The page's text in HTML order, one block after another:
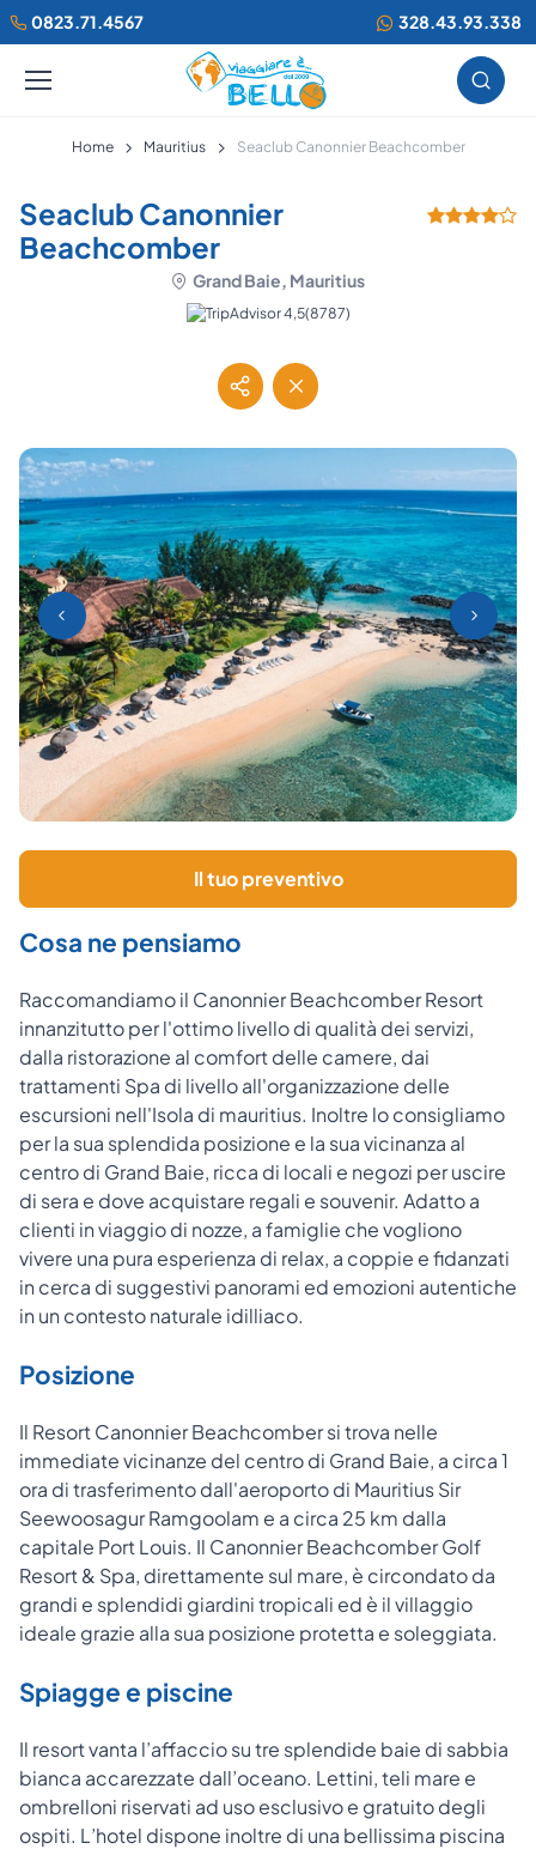
0823.71.4567 328.43.93.338
Home Mauritius Seaclub Canonnier Beachcomber
Seaclub Canonnier
Beachcomber
Grand Baie, Mauritius
(8787)
Il tuo preventivo
Cosa ne pensiamo
Raccomandiamo il Canonnier Beachcomber Resort
innanzitutto per l'ottimo livello di qualità dei servizi,
dalla ristorazione al comfort delle camere, dai
trattamenti Spa di livello all'organizzazione delle
escursioni nell'Isola di mauritius. Inoltre lo consigliamo
per la sua splendida posizione e la sua vicinanza al
centro di Grand Baie, ricca di locali e negozi per uscire
di sera e dove acquistare regali e souvenir. Adatto a
clienti in viaggio di nozze, a famiglie che vogliono
vivere una pura esperienza di relax, a coppie e fidanzati
in cerca di suggestivi panorami ed emozioni autentiche
in un contesto naturale idilliaco.
Posizione
Il Resort Canonnier Beachcomber si trova nelle
immediate vicinanze del centro di Grand Baie, a circa 1
ora di trasferimento dall'aeroporto di Mauritius Sir
Seewoosagur Ramgoolam e a circa 25 km dalla
capitale Port Louis. Il Canonnier Beachcomber Golf
Resort & Spa, direttamente sul mare, è circondato da
grandi e splendidi giardini tropicali ed è il villaggio
ideale grazie alla sua posizione protetta e soleggiata.
Spiagge e piscine
Il resort vanta l’affaccio su tre splendide baie di sabbia
bianca accarezzate dall’oceano. Lettini, teli mare e
ombrelloni riservati ad uso esclusivo e gratuito degli
ospiti. L’hotel dispone inoltre di una bellissima piscina